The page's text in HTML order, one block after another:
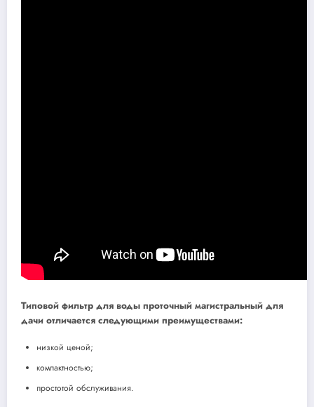
Типовой фильтр для воды проточный магистральный для
дачи отличается следующими преимуществами:
низкой ценой;
компактностью;
простотой обслуживания.